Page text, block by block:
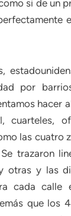
si de un
por
hacer
cuarteles,
las cuatro
trazaron
otras y las
cada calle
que los